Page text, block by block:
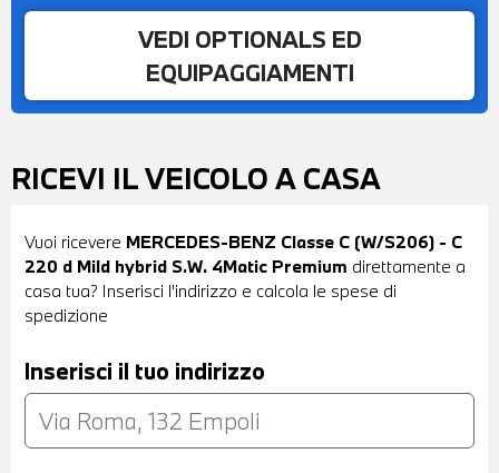
VEDI OPTIONALS ED
EQUIPAGGIAMENTI
RICEVI IL VEICOLO A CASA
Vuoi ricevere MERCEDES-BENZ Classe C (W/S206) - C
220 d Mild hybrid S.W. 4Matic Premium direttamente a
casa tua? Inserisci l'indirizzo e calcola le spese di
spedizione
Inserisci il tuo indirizzo